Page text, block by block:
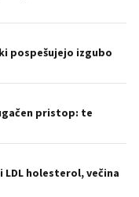
pospešujejo izgubo
pristop: te
holesterol, večina